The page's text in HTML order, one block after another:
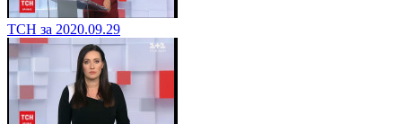
ТСН за 2020.09.29